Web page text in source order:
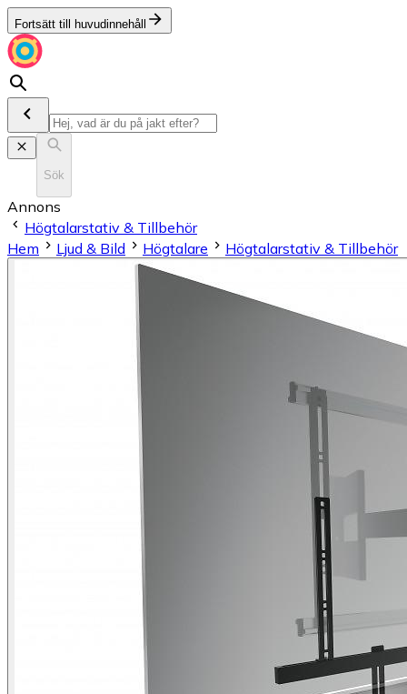
Fortsätt till huvudinnehåll
Sök
Annons
Högtalarstativ & Tillbehör
Hem
Ljud & Bild Högtalare Högtalarstativ & Tillbehör